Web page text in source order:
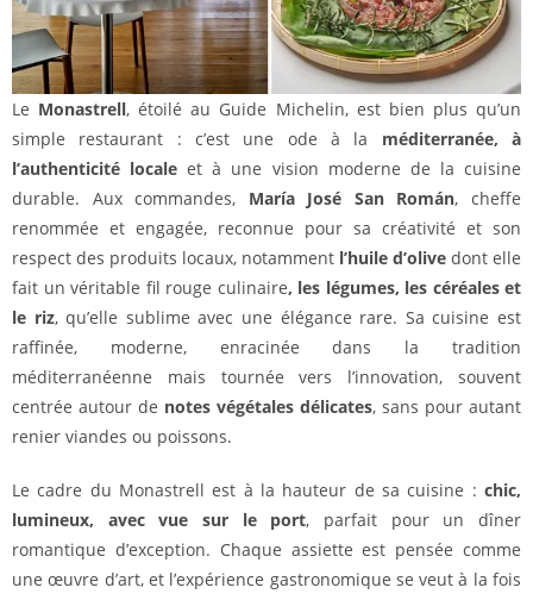
Le Monastrell, étoilé au Guide Michelin, est bien plus qu’un
simple restaurant : c’est une ode à la méditerranée, à
l’authenticité locale et à une vision moderne de la cuisine
durable. Aux commandes, María José San Román, cheffe
renommée et engagée, reconnue pour sa créativité et son
respect des produits locaux, notamment l’huile d’olive dont elle
fait un véritable fil rouge culinaire, les légumes, les céréales et
le riz, qu’elle sublime avec une élégance rare. Sa cuisine est
raffinée, moderne, enracinée dans la tradition
méditerranéenne mais tournée vers l’innovation, souvent
centrée autour de notes végétales délicates, sans pour autant
renier viandes ou poissons.
Le cadre du Monastrell est à la hauteur de sa cuisine : chic,
lumineux, avec vue sur le port, parfait pour un dîner
romantique d’exception. Chaque assiette est pensée comme
une œuvre d’art, et l’expérience gastronomique se veut à la fois